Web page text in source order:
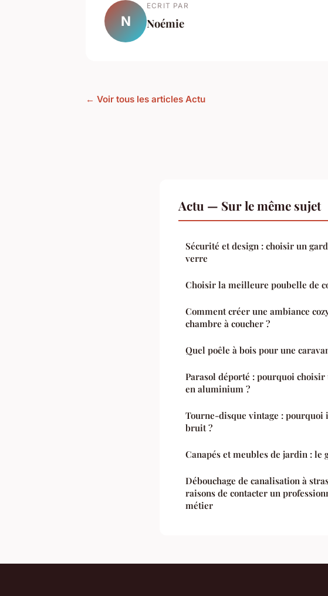
N
ECRIT PAR
Noémie
← Voir tous les articles Actu
Actu — Sur le même sujet
Sécurité et design : choisir un
verre
Choisir la meilleure poubelle de
Comment créer une ambiance
chambre à coucher ?
Quel poêle à bois pour une
Parasol déporté : pourquoi choisir
en aluminium ?
Tourne-disque vintage : pourquoi
bruit ?
Canapés et meubles de jardin : le
Débouchage de canalisation à
raisons de contacter un
métier